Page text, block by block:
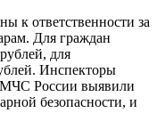
к ответственности за
Для граждан
для
Инспекторы
МЧС России выявили
безопасности, и